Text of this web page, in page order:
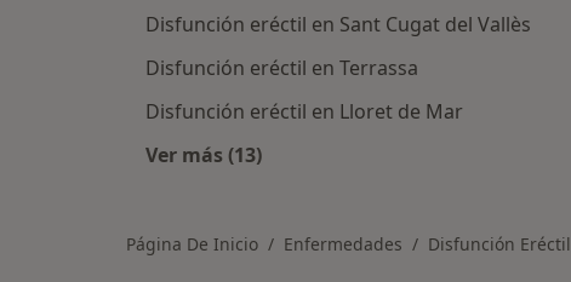
Disfunción eréctil en Sant Cugat del Vallès
Disfunción eréctil en Terrassa
Disfunción eréctil en Lloret de Mar
Ver más (13)
Página De Inicio Enfermedades Disfunción Eréctil